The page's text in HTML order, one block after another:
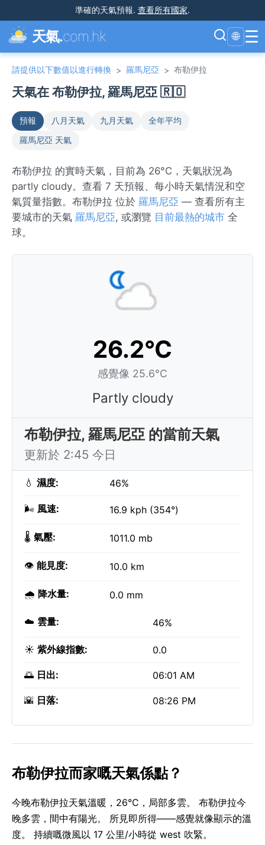
準確的天氣預報. 查看所有國家.
天氣.com.hk 🌐 ☰
請提供以下數值以進行轉換 > 羅馬尼亞 > 布勒伊拉
天氣在 布勒伊拉, 羅馬尼亞 🇷🇴
預報 八月天氣 九月天氣
全年平均
羅馬尼亞 天氣
布勒伊拉 的實時天氣，目前為 26°C，天氣狀況為
partly cloudy。查看 7 天預報、每小時天氣情況和空
氣質量指數。布勒伊拉 位於 羅馬尼亞 — 查看所有主
要城市的天氣 羅馬尼亞, 或瀏覽 目前最熱的城市 全
球。
26.2°C
感覺像 25.6°C
Partly cloudy
布勒伊拉, 羅馬尼亞 的當前天氣
更新於 2:45 今日
💧 濕度: 46%
🌬️ 風速: 16.9 kph (354°)
🌡️ 氣壓: 1011.0 mb
👁️ 能見度: 10.0 km
🌧️ 降水量: 0.0 mm
☁️ 雲量: 46%
☀️ 紫外線指數: 0.0
🌅 日出: 06:01 AM
🌇 日落: 08:26 PM
布勒伊拉而家嘅天氣係點？
今晚布勒伊拉天氣溫暖，26°C，局部多雲。 布勒伊拉今
晚多雲，間中有陽光。 所見即所得——感覺就像顯示的溫
度。 持續嘅微風以 17 公里/小時從 west 吹緊。